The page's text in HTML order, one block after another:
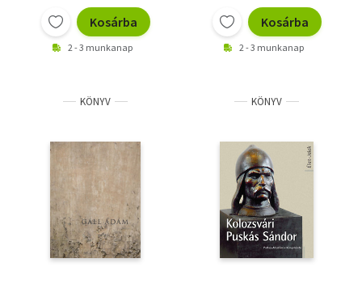
Kosárba
2 - 3 munkanap
Kosárba
2 - 3 munkanap
KÖNYV KÖNYV